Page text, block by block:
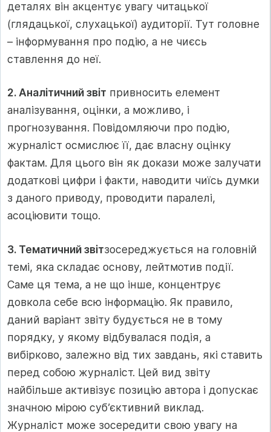
деталях він акцентує увагу читацької
(глядацької, слухацької) аудиторії. Тут головне
– інформування про подію, а не чиєсь
ставлення до неї.
2. Аналітичний звіт привносить елемент
аналізування, оцінки, а можливо, і
прогнозування. Повідомляючи про подію,
журналіст осмислює її, дає власну оцінку
фактам. Для цього він як докази може залучати
додаткові цифри і факти, наводити чиїсь думки
з даного приводу, проводити паралелі,
асоціювити тощо.
3. Тематичний звітзосереджується на головній
темі, яка складає основу, лейтмотив події.
Саме ця тема, а не що інше, концентрує
довкола себе всю інформацію. Як правило,
даний варіант звіту будується не в тому
порядку, у якому відбувалася подія, а
вибірково, залежно від тих завдань, які ставить
перед собою журналіст. Цей вид звіту
найбільше активізує позицію автора і допускає
значною мірою суб’єктивний виклад.
Журналіст може зосередити свою увагу на